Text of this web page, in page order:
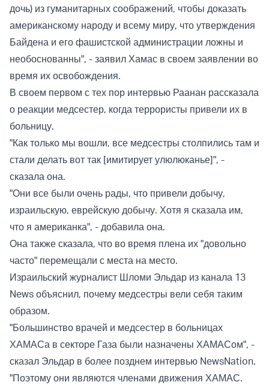
дочь) из гуманитарных соображений, чтобы доказать
американскому народу и всему миру, что утверждения
Байдена и его фашистской администрации ложны и
необоснованны", - заявил Хамас в своем заявлении во
время их освобождения.
В своем первом с тех пор интервью Раанан рассказала
о реакции медсестер, когда террористы привели их в
больницу.
"Как только мы вошли, все медсестры столпились там и
стали делать вот так [имитирует улюлюканье]", -
сказала она.
"Они все были очень рады, что привели добычу,
израильскую, еврейскую добычу. Хотя я сказала им,
что я американка", - добавила она.
Она также сказала, что во время плена их "довольно
часто" перемещали с места на место.
Израильский журналист Шломи Эльдар из канала 13
News объяснил, почему медсестры вели себя таким
образом.
"Большинство врачей и медсестер в больницах
ХАМАСа в секторе Газа были назначены ХАМАСом", -
сказал Эльдар в более позднем интервью NewsNation.
"Поэтому они являются членами движения ХАМАС.